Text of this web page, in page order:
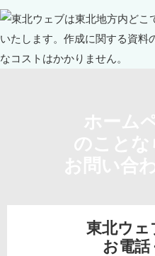
東北ウェ
お電話